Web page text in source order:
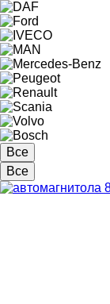
Все
Все